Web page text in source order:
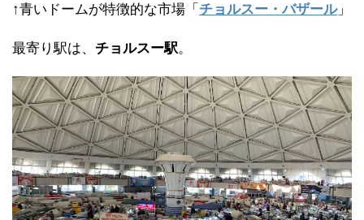
↑青いドームが特徴的な市場「 チョルスー・バザール」
最寄り駅は、 チョルスー駅。